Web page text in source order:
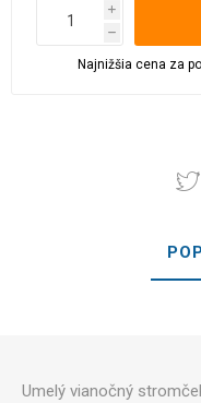
i
h
Najnižšia cena za
Umelý vianočný